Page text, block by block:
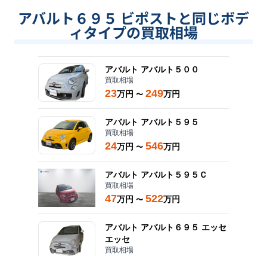
アバルト６９５ ビポストと同じボデ
ィタイプの買取相場
アバルト アバルト５００
買取相場
23万円 〜 249万円
アバルト アバルト５９５
買取相場
24万円 〜 546万円
アバルト アバルト５９５Ｃ
買取相場
47万円 〜 522万円
アバルト アバルト６９５ エッセ
エッセ
買取相場